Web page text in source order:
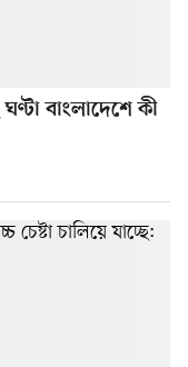
বাংলাদেশে কী